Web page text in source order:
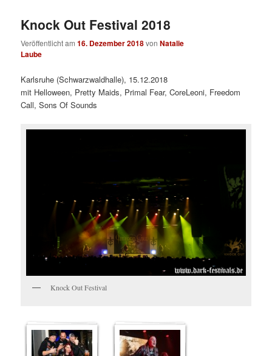
Knock Out Festival 2018
Veröffentlicht am16. Dezember 2018vonNatalie
Laube
Karlsruhe (Schwarzwaldhalle), 15.12.2018
mit Helloween, Pretty Maids, Primal Fear, CoreLeoni, Freedom
Call, Sons Of Sounds
Knock Out Festival